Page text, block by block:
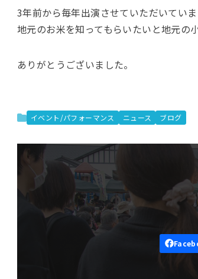
3年前から毎年出演させていただいていま
地元のお米を知ってもらいたいと地元の
ありがとうございました。
イベント/パフォーマンス ニュース ブログ